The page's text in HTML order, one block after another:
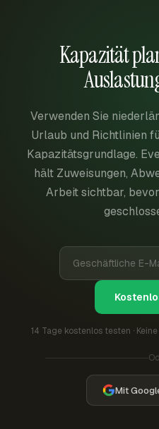
Kapazität
Verwenden Sie
Urlaub und Richtlinien
Kapazitätsgrundlage.
hält Zuweisungen,
Arbeit sichtbar,
14 Tage kostenlos testen ·
Mit